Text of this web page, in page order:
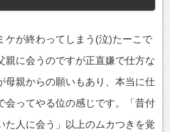
ケが終わってしまう(泣)たーこで
親に会うのですが正直嫌で仕方な
母親からの願いもあり、本当に仕
会ってやる位の感じです。「昔付
た人に会う」以上のムカつきを覚